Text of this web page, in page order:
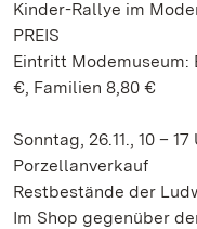
Kinder-Rallye im
PREIS
Eintritt Modemuseum:
€, Familien 8,80 €
Sonntag, 26.11., 10 – 17
Porzellanverkauf
Restbestände der
Im Shop gegenüber